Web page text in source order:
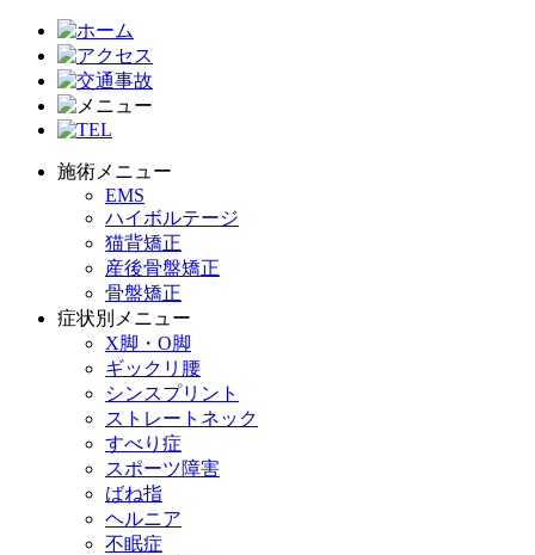
施術メニュー
EMS
ハイボルテージ
猫背矯正
産後骨盤矯正
骨盤矯正
症状別メニュー
X脚・O脚
ギックリ腰
シンスプリント
ストレートネック
すべり症
スポーツ障害
ばね指
ヘルニア
不眠症